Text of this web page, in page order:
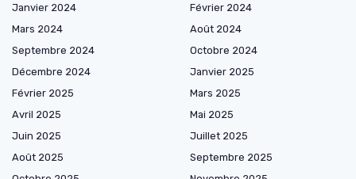
Janvier 2024
Février 2024
Mars 2024
Août 2024
Septembre 2024
Octobre 2024
Décembre 2024
Janvier 2025
Février 2025
Mars 2025
Avril 2025
Mai 2025
Juin 2025
Juillet 2025
Août 2025
Septembre 2025